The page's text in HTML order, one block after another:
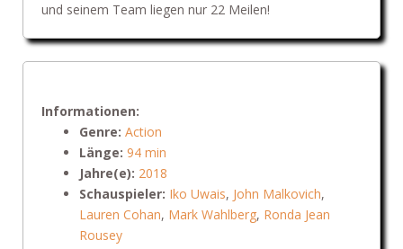
und seinem Team liegen nur 22 Meilen!
Informationen:
Genre: Action
Länge: 94 min
Jahre(e): 2018
Schauspieler: Iko Uwais, John Malkovich,
Lauren Cohan, Mark Wahlberg, Ronda Jean
Rousey